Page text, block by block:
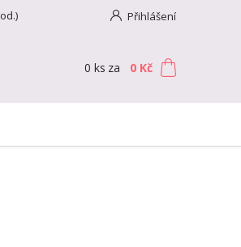
Přihlášení
0 ks za 0 Kč